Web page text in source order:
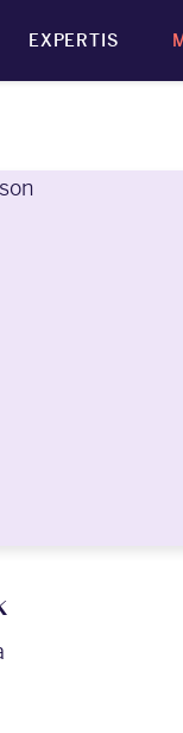
EXPERTIS